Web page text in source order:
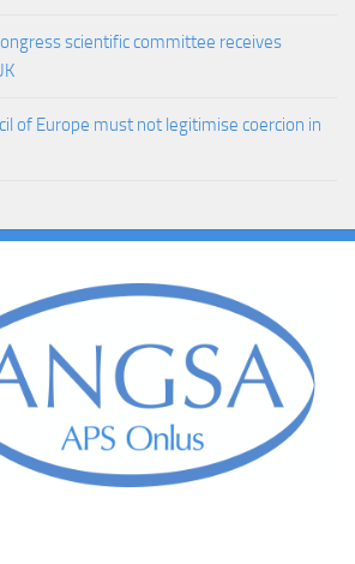
scientific committee receives
of Europe must not legitimise coercion in